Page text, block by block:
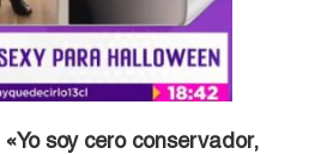
«Yo soy cero conservador,